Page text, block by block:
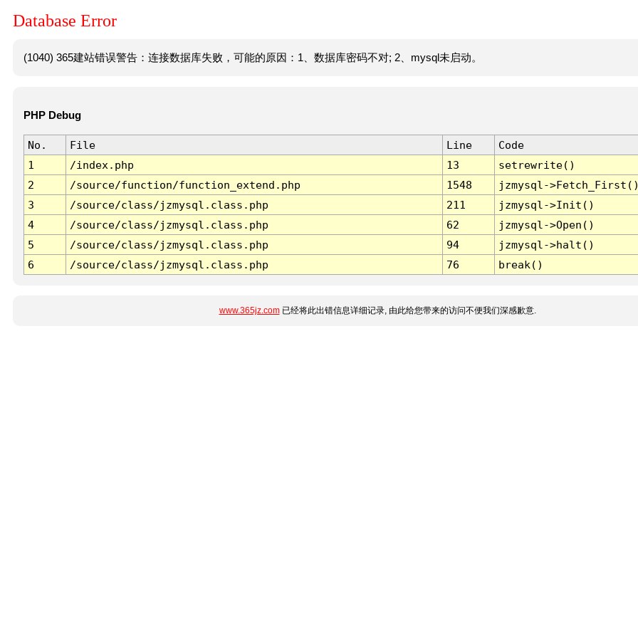
Database Error
(1040) 365建站错误警告：连接数据库失败，可能的原因：1、数据库密码不对; 2、mysql未启动。
PHP Debug
No. File Line
Code
1
/index.php 13
setrewrite()
2
/source/function/function_extend.php 1548
jzmysql-
3
/source/class/jzmysql.class.php 211
jzmysql->Init()
4
/source/class/jzmysql.class.php 62
jzmysql->Open()
5
/source/class/jzmysql.class.php 94
jzmysql->halt()
6
/source/class/jzmysql.class.php 76 break()
www.365jz.com已经将此出错信息详细记录, 由此给您带来的访问不便我们深感歉意.